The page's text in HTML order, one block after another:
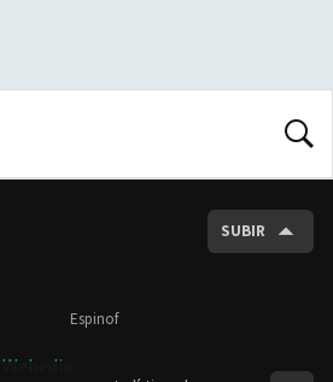
SUBIR
Espinof